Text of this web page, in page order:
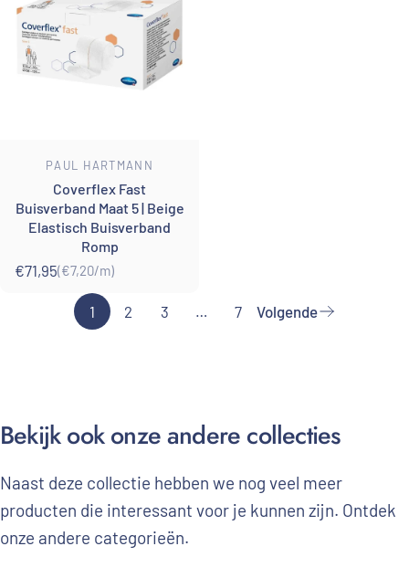
Leverancier:
PAUL HARTMANN
Coverflex Fast
Buisverband Maat 5 | Beige
Elastisch Buisverband
Romp
€71,95
Eenheidsprijs
(€7,20/
per m)
1 2 3 … 7 Volgende
Bekijk ook onzeanderecollecties
Naast deze collectie hebben we nog veel meer
producten die interessant voor je kunnen zijn. Ontdek
onze andere categorieën.